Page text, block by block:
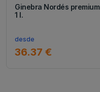
Ginebra Nordés premium
1 l.
desde
36.37 €